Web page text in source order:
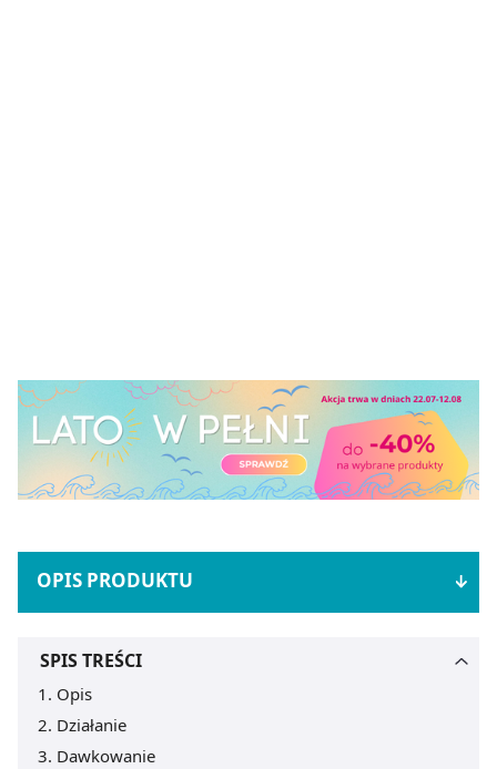
OPIS PRODUKTU
SPIS TREŚCI
Opis
Działanie
Dawkowanie